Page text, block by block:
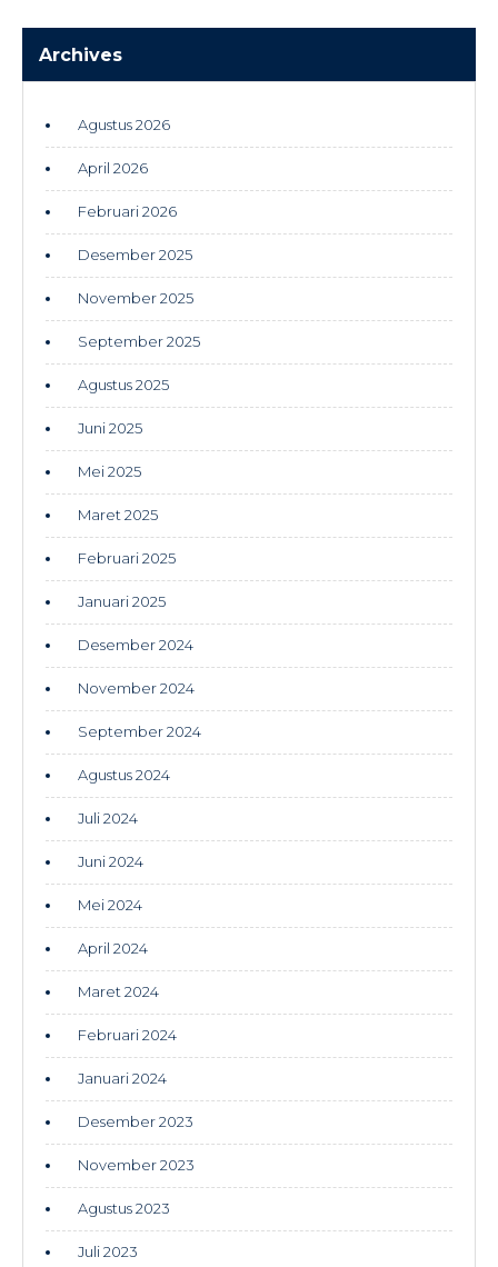
Archives
Agustus 2026
April 2026
Februari 2026
Desember 2025
November 2025
September 2025
Agustus 2025
Juni 2025
Mei 2025
Maret 2025
Februari 2025
Januari 2025
Desember 2024
November 2024
September 2024
Agustus 2024
Juli 2024
Juni 2024
Mei 2024
April 2024
Maret 2024
Februari 2024
Januari 2024
Desember 2023
November 2023
Agustus 2023
Juli 2023